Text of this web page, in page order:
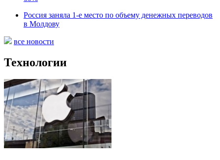
Россия заняла 1-е место по объему денежных переводов
в Молдову
все новости
Технологии